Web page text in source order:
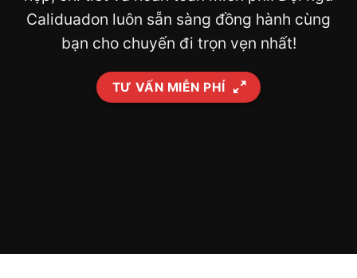
Caliduadon luôn sẵn sàng đồng hành cùng
bạn cho chuyến đi trọn vẹn nhất!
TƯ VẤN MIỄN PHÍ